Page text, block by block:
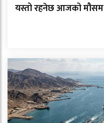
यस्तो रहनेछ आजको मौसम